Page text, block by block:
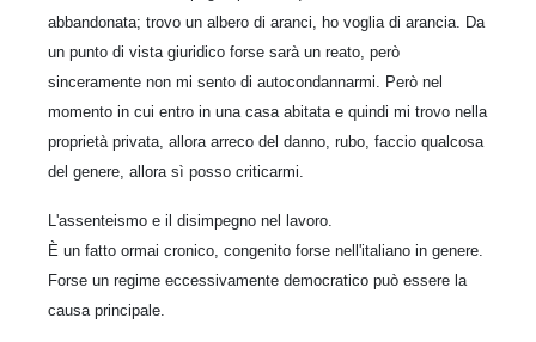
abbandonata; trovo un albero di aranci, ho voglia di arancia. Da
un punto di vista giuridico forse sarà un reato, però
sinceramente non mi sento di autocondannarmi. Però nel
momento in cui entro in una casa abitata e quindi mi trovo nella
proprietà privata, allora arreco del danno, rubo, faccio qualcosa
del genere, allora sì posso criticarmi.
L'assenteismo e il disimpegno nel lavoro.
È un fatto ormai cronico, congenito forse nell'italiano in genere.
Forse un regime eccessivamente democratico può essere la
causa principale.